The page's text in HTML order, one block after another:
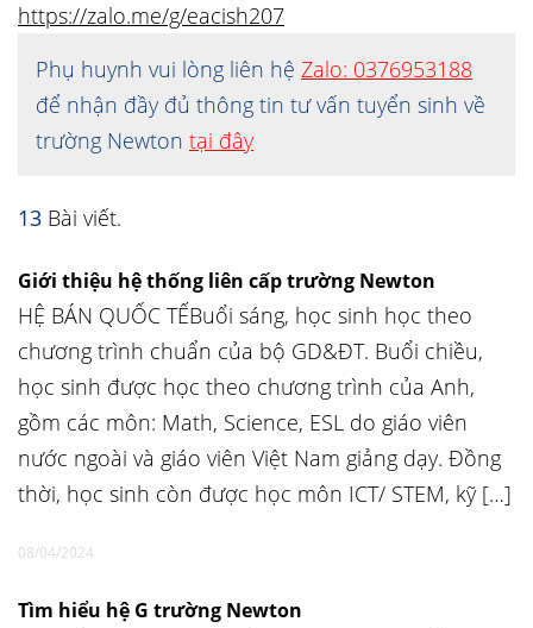
https://zalo.me/g/eacish207
Phụ huynh vui lòng liên hệ Zalo: 0376953188
để nhận đầy đủ thông tin tư vấn tuyển sinh về
trường Newton tại đây
13 Bài viết.
Giới thiệu hệ thống liên cấp trường Newton
HỆ BÁN QUỐC TẾBuổi sáng, học sinh học theo
chương trình chuẩn của bộ GD&ĐT. Buổi chiều,
học sinh được học theo chương trình của Anh,
gồm các môn: Math, Science, ESL do giáo viên
nước ngoài và giáo viên Việt Nam giảng dạy. Đồng
thời, học sinh còn được học môn ICT/ STEM, kỹ […]
08/04/2024
Tìm hiểu hệ G trường Newton